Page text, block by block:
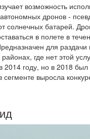
возможность
автономных дронов -
солнечных батарей.
в полете в
для раздачи
где нет этой
2014 году, но в 2018 был
сегменте выросла